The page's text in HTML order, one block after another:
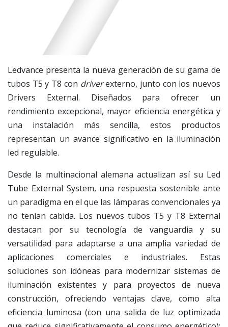
Ledvance presenta la nueva generación de su gama de
tubos T5 y T8 con driverexterno, junto con los nuevos
Drivers External. Diseñados para ofrecer un
rendimiento excepcional, mayor eficiencia energética y
una instalación más sencilla, estos productos
representan un avance significativo en la iluminación
led regulable.
Desde la multinacional alemana actualizan así su Led
Tube External System, una respuesta sostenible ante
un paradigma en el que las lámparas convencionales ya
no tenían cabida. Los nuevos tubos T5 y T8 External
destacan por su tecnología de vanguardia y su
versatilidad para adaptarse a una amplia variedad de
aplicaciones comerciales e industriales. Estas
soluciones son idóneas para modernizar sistemas de
iluminación existentes y para proyectos de nueva
construcción, ofreciendo ventajas clave, como alta
eficiencia luminosa (con una salida de luz optimizada